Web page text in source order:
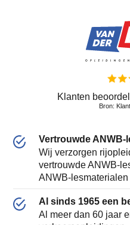
Klanten
Bron:
Vertrouwde ANWB-
Wij verzorgen
vertrouwde ANWB-
ANWB-
Al sinds 1965 een
Al meer dan 60 jaar